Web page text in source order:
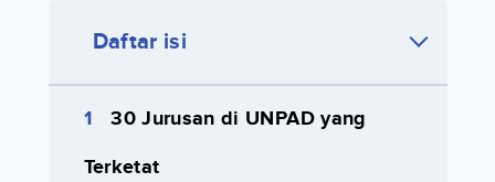
Daftar isi
30 Jurusan di UNPAD yang
Terketat